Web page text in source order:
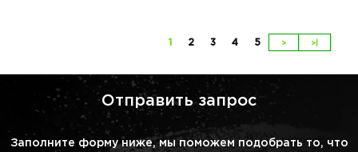
1 2 3 4 5 > >|
Отправить запрос
Заполните форму ниже, мы поможем подобрать то, что